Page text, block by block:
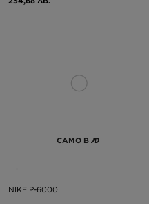
САМО В
NIKE P-6000